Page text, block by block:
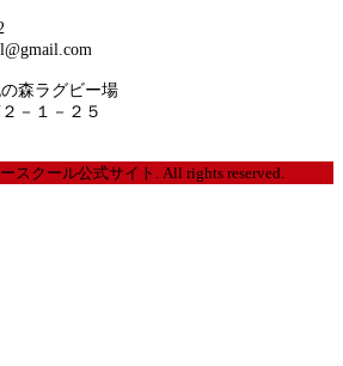
リシー
森ラグビー場
－１－２５
スクール公式サイト. All rights reserved.